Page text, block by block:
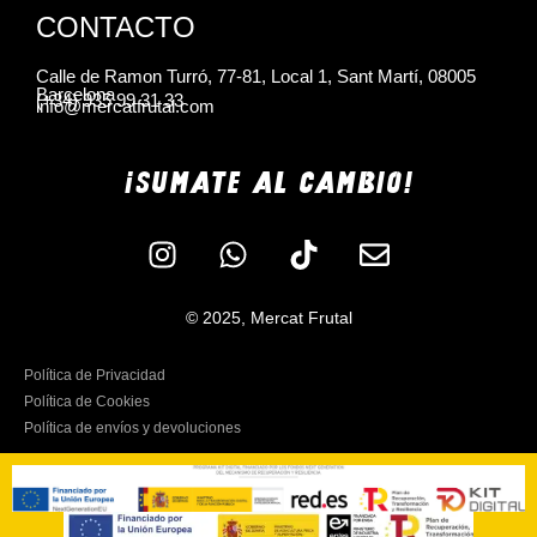
CONTACTO
Calle de Ramon Turró, 77-81, Local 1, Sant Martí, 08005
Barcelona
(+34) 935 99 31 33
info@mercatfrutal.com
¡SUMATE AL CAMBIO!
© 2025, Mercat Frutal
Política de Privacidad
Política de Cookies
Política de envíos y devoluciones